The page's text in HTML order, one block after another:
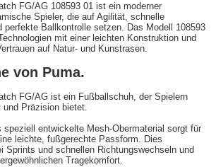
FG/AG 108593 01 ist ein moderner
Spieler, die auf Agilität, schnelle
perfekte Ballkontrolle setzen. Das Modell 108593
mit einer leichten Konstruktion und
auf Natur- und Kunstrasen.
von Puma.
FG/AG ist ein Fußballschuh, der Spielern
Präzision bietet.
speziell entwickelte Mesh-Obermaterial sorgt für
leichte, fußgerechte Passform. Dies
Sprints und schnellen Richtungswechseln und
Tragekomfort.